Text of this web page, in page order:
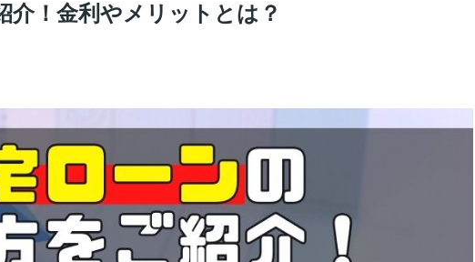
介！金利やメリットとは？